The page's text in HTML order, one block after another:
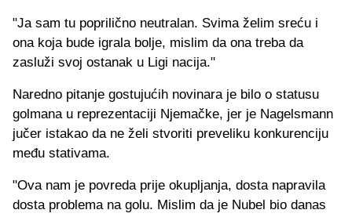
"Ja sam tu poprilično neutralan. Svima želim sreću i
ona koja bude igrala bolje, mislim da ona treba da
zasluži svoj ostanak u Ligi nacija."
Naredno pitanje gostujućih novinara je bilo o statusu
golmana u reprezentaciji Njemačke, jer je Nagelsmann
jučer istakao da ne želi stvoriti preveliku konkurenciju
među stativama.
"Ova nam je povreda prije okupljanja, dosta napravila
dosta problema na golu. Mislim da je Nubel bio danas